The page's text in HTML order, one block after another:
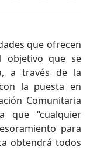
que ofrecen
objetivo que se
a través de la
la puesta en
Comunitaria
que “cualquier
para
obtendrá todos